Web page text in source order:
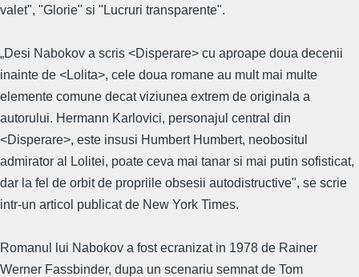
valet", "Glorie" si "Lucruri transparente".
„Desi Nabokov a scris <Disperare> cu aproape doua decenii
inainte de <Lolita>, cele doua romane au mult mai multe
elemente comune decat viziunea extrem de originala a
autorului. Hermann Karlovici, personajul central din
<Disperare>, este insusi Humbert Humbert, neobositul
admirator al Lolitei, poate ceva mai tanar si mai putin sofisticat,
dar la fel de orbit de propriile obsesii autodistructive", se scrie
intr-un articol publicat de New York Times.
Romanul lui Nabokov a fost ecranizat in 1978 de Rainer
Werner Fassbinder, dupa un scenariu semnat de Tom